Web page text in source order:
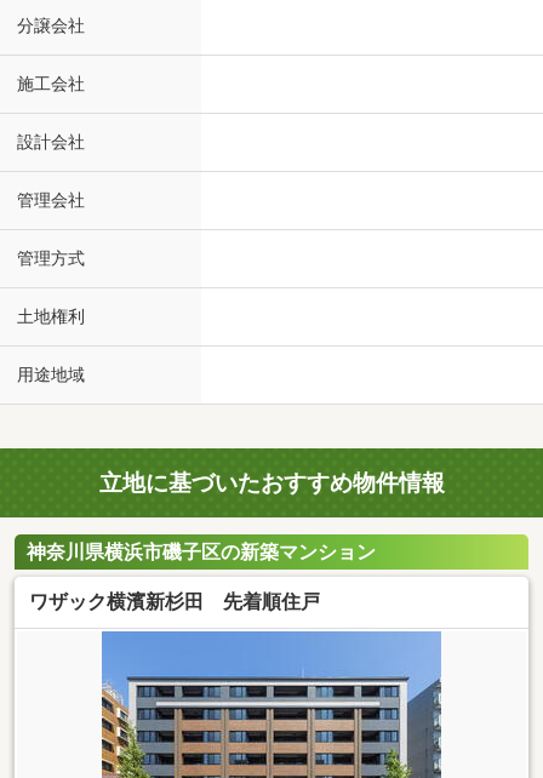
分譲会社
施工会社
設計会社
管理会社
管理方式
土地権利
用途地域
立地に基づいたおすすめ物件情報
神奈川県横浜市磯子区の新築マンション
ワザック横濱新杉田 先着順住戸